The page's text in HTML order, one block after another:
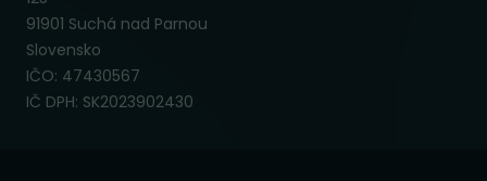
91901 Suchá nad Parnou
Slovensko
IČO: 47430567
IČ DPH: SK2023902430